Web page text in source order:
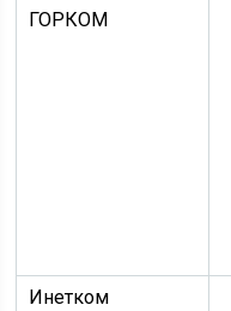
ГОРКОМ
Инетком